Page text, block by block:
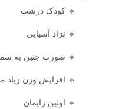
🔹 کودک درشت
🔹 نژاد آسیایی
🔹 صورت جنین به
🔹 افزایش وزن زیاد
🔹 اولین زایمان